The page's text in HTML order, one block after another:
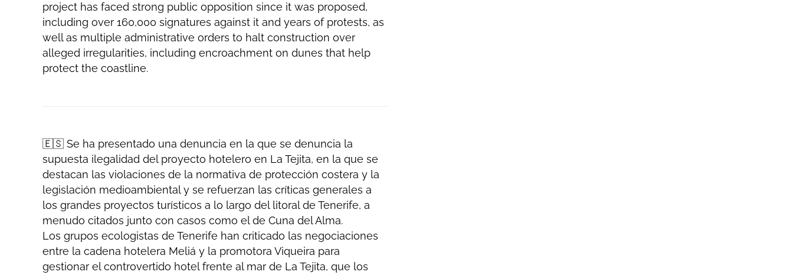
project has faced strong public opposition since it was proposed,
including over 160,000 signatures against it and years of protests, as
well as multiple administrative orders to halt construction over
alleged irregularities, including encroachment on dunes that help
protect the coastline.
🇪🇸 Se ha presentado una denuncia en la que se denuncia la
supuesta ilegalidad del proyecto hotelero en La Tejita, en la que se
destacan las violaciones de la normativa de protección costera y la
legislación medioambiental y se refuerzan las críticas generales a
los grandes proyectos turísticos a lo largo del litoral de Tenerife, a
menudo citados junto con casos como el de Cuna del Alma.
Los grupos ecologistas de Tenerife han criticado las negociaciones
entre la cadena hotelera Meliá y la promotora Viqueira para
gestionar el controvertido hotel frente al mar de La Tejita, que los